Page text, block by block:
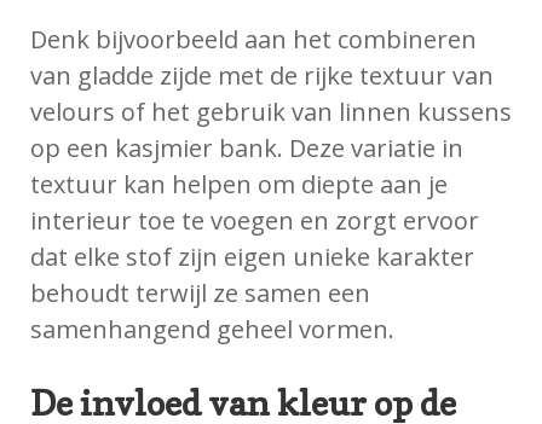
Denk bijvoorbeeld aan het combineren
van gladde zijde met de rijke textuur van
velours of het gebruik van linnen kussens
op een kasjmier bank. Deze variatie in
textuur kan helpen om diepte aan je
interieur toe te voegen en zorgt ervoor
dat elke stof zijn eigen unieke karakter
behoudt terwijl ze samen een
samenhangend geheel vormen.
De invloed van kleur op de